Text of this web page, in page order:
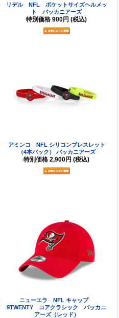
リデル NFL ポケットサイズヘルメッ
ト バッカニアーズ
特別価格 900円 (税込)
アミンコ NFL シリコンブレスレット
（4本パック） バッカニアーズ
特別価格 2,900円 (税込)
ニューエラ NFL キャップ
9TWENTY コアクラシック バッカニ
アーズ（レッド）